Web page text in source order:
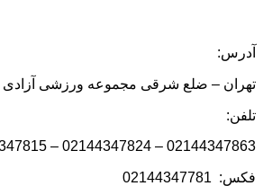
آدرس:
تهران – ضلع شرقی مجموعه ورزشی آزادی
تلفن:
02144347863 – 02144347824 – 02144347815
فکس: 02144347781